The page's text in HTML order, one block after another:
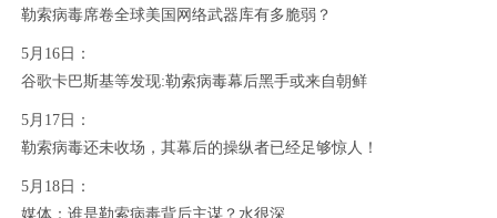
勒索病毒席卷全球美国网络武器库有多脆弱？
5月16日：
谷歌卡巴斯基等发现:勒索病毒幕后黑手或来自朝鲜
5月17日：
勒索病毒还未收场，其幕后的操纵者已经足够惊人！
5月18日：
媒体：谁是勒索病毒背后主谋？水很深